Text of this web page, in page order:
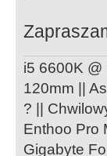
i5 6600K
120mm ||
? ||
Enthoo Pro
Gigabyte